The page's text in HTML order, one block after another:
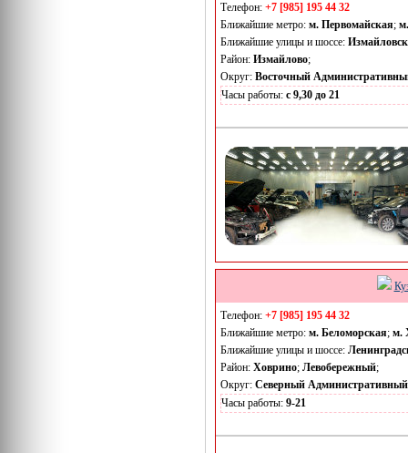
Телефон: +7 [985] 195 44 32
Ближайшие метро: м. Первомайская;
Ближайшие улицы и шоссе:
Район: Измайлово;
Округ: Восточный
Часы работы: с 9,30 до 21
Телефон: +7 [985] 195 44 32
Ближайшие метро: м. Беломорская; м.
Ближайшие улицы и шоссе:
Район: Ховрино; Левобережный;
Округ: Северный
Часы работы: 9-21